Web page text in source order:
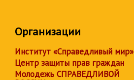
Организации
Институт «Справедливый мир»
Центр защиты прав граждан
Молодежь СПРАВЕДЛИВОЙ